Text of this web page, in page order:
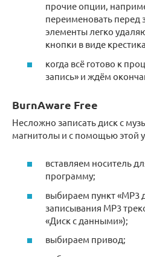
прочие опции,
переименовать перед
элементы легко
кнопки в виде
когда всё готово к
запись» и ждём
BurnAware Free
Несложно записать диск с
магнитолы и с помощью этой
вставляем носитель
программу;
выбираем пункт «MP3
записывания MP3
«Диск с данными»);
выбираем привод;